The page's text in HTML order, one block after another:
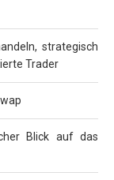
strategisch
Trader
Blick auf das